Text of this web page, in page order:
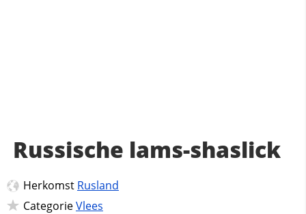
Russische lams-shaslick
Herkomst Rusland
CategorieVlees